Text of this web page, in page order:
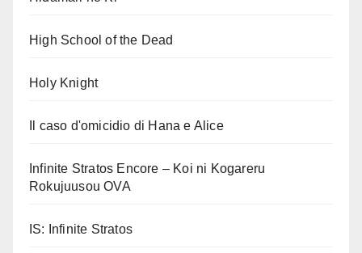
High School of the Dead
Holy Knight
Il caso d'omicidio di Hana e Alice
Infinite Stratos Encore – Koi ni Kogareru
Rokujuusou OVA
IS: Infinite Stratos